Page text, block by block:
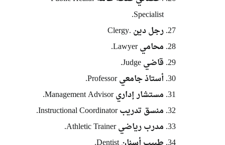
Specialist.
رجل دين .Clergy
محامي Lawyer.
قاضي Judge.
أستاذ جامعي Professor.
مستشار إداري Management Advisor.
منسق تدريب Instructional Coordinator.
مدرب رياضي Athletic Trainer.